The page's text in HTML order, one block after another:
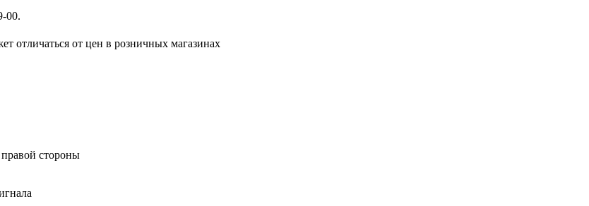
00.
отличаться от цен в розничных магазинах
стороны